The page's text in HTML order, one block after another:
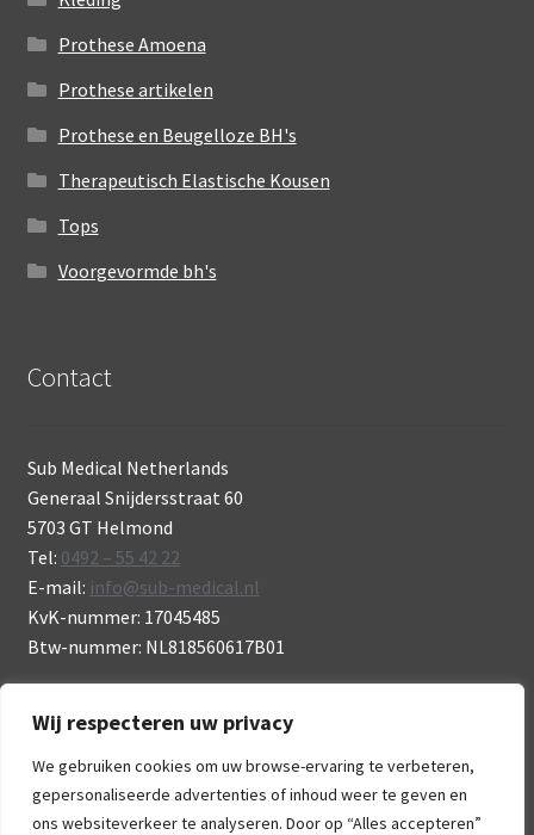
Wij respecteren uw privacy
We gebruiken cookies om uw browse-ervaring te verbeteren,
gepersonaliseerde advertenties of inhoud weer te geven en
ons websiteverkeer te analyseren. Door op “Alles accepteren”
Prothese Amoena
Prothese artikelen
Prothese en Beugelloze BH's
Therapeutisch Elastische Kousen
Tops
Voorgevormde bh's
Contact
Sub Medical Netherlands
Generaal Snijdersstraat 60
5703 GT Helmond
Tel: 0492 – 55 42 22
E-mail: info@sub-medical.nl
KvK-nummer: 17045485
Btw-nummer: NL818560617B01
© Sub Medical 2026